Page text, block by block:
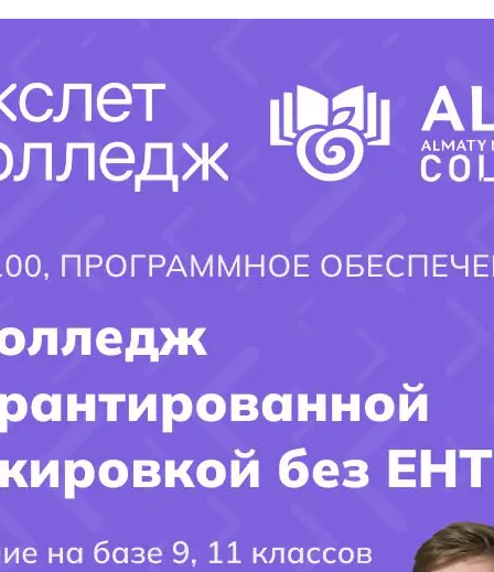
Это всего лишь небольшой список колледжей в Алматы. Вы
обратившись непосредственно в учебные заведения или
посетив их официальные веб-сайты
на интересующий ВАС вопрос!!!
Город поступления:
Ваш вопрос:
×